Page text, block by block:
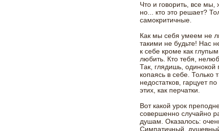
Что и говорить, все
но... кто это решает?
самокритичные.
Как мы себя умеем не
такими не будьте! Нас
к себе кроме как
любить. Кто тебя,
Так, глядишь, одинокой
копаясь в себе. Только
недостатков, гарцует
этих, как перчатки.
Вот какой урок
совершенно случайно
душам. Оказалось:
Симпатичный,